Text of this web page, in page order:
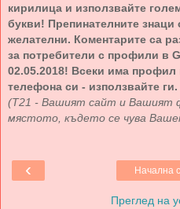
кирилица и използвайте
букви! Препинателните
желателни. Коментарите са
за потребители с профили в
02.05.2018! Всеки има профил
телефона си - използвайте ги.
(Т21 - Вашият сайт и Вашият
мястото, където се чува
‹ Начална
Преглед на